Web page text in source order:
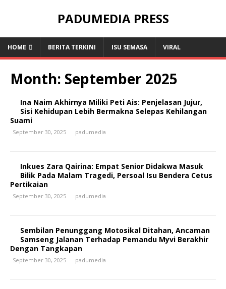
PADUMEDIA PRESS
HOME BERITA TERKINI ISU SEMASA VIRAL
Month: September 2025
Ina Naim Akhirnya Miliki Peti Ais: Penjelasan Jujur,
Sisi Kehidupan Lebih Bermakna Selepas Kehilangan
Suami
September 30, 2025 padumedia
Inkues Zara Qairina: Empat Senior Didakwa Masuk
Bilik Pada Malam Tragedi, Persoal Isu Bendera Cetus
Pertikaian
September 30, 2025 padumedia
Sembilan Penunggang Motosikal Ditahan, Ancaman
Samseng Jalanan Terhadap Pemandu Myvi Berakhir
Dengan Tangkapan
September 30, 2025 padumedia